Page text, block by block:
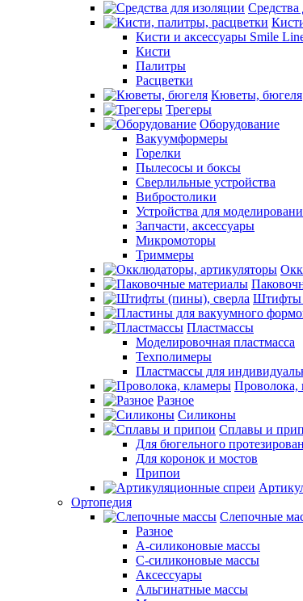
Средства
Кисти и аксессуары Smile
Кисти
Палитры
Расцветки
Кюветы, бюгеля
Трегеры
Оборудование
Вакуумформеры
Горелки
Пылесосы и боксы
Сверлильные устройства
Вибростолики
Устройства для
Запчасти, аксессуары
Микромоторы
Триммеры
Штифты
Пластмассы
Моделировочная пластмасса
Техполимеры
Пластмассы для
Проволока,
Разное
Силиконы
Сплавы и
Для бюгельного
Для коронок и мостов
Припои
Ортопедия
Слепочные
Разное
А-силиконовые массы
С-силиконовые массы
Аксессуары
Альгинатные массы